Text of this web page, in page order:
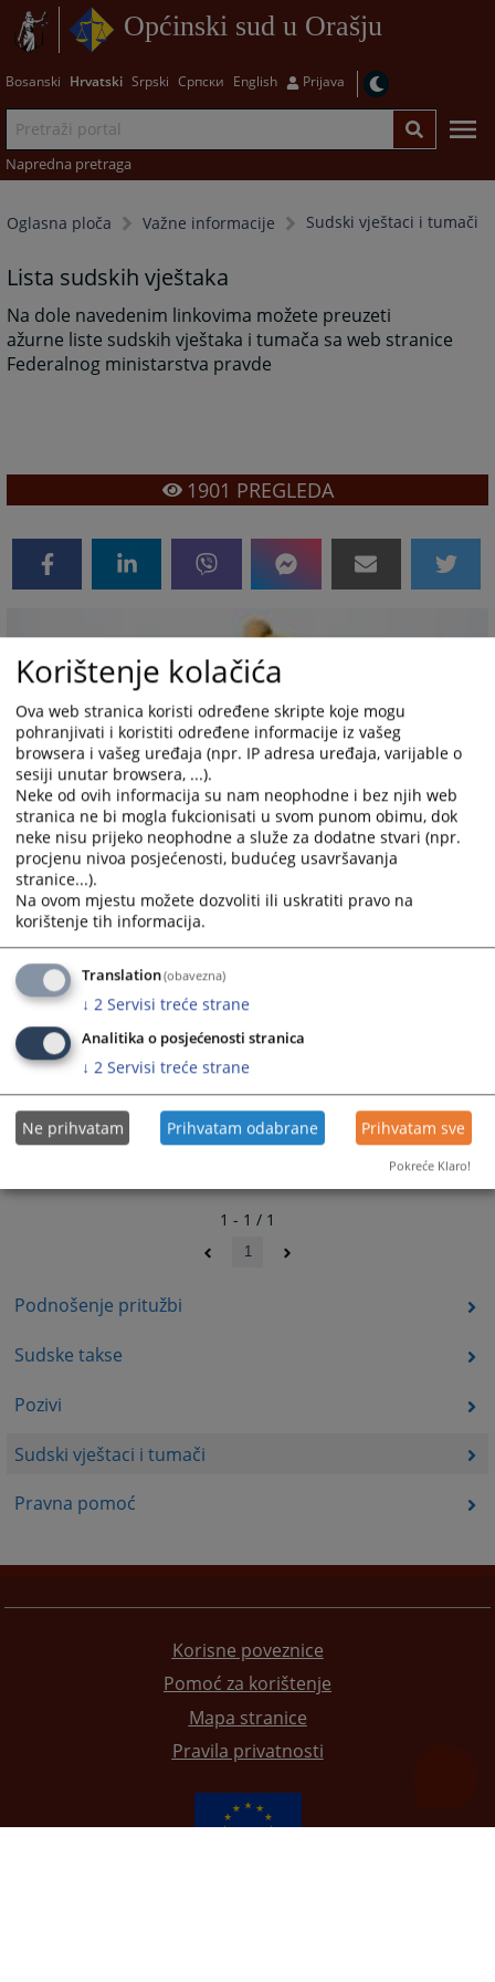
Općinski sud u Orašju
Bosanski Hrvatski Srpski Српски English Prijava
Napredna pretraga
Oglasna ploča Važne informacije Sudski vještaci i tumači
Podnošenje pritužbi
Sudske takse
Pozivi
Sudski vještaci i tumači
Pravna pomoć
Lista sudskih vještaka
Na dole navedenim linkovima možete preuzeti
ažurne liste sudskih vještaka i tumača sa web stranice
Federalnog ministarstva pravde
1901 PREGLEDA
1 - 1 / 1
1
Korisne poveznice
Pomoć za korištenje
Mapa stranice
Pravila privatnosti
Korištenje kolačića
Ova web stranica koristi određene skripte koje mogu
pohranjivati i koristiti određene informacije iz vašeg
browsera i vašeg uređaja (npr. IP adresa uređaja, varijable o
sesiji unutar browsera, ...).
Neke od ovih informacija su nam neophodne i bez njih web
stranica ne bi mogla fukcionisati u svom punom obimu, dok
neke nisu prijeko neophodne a služe za dodatne stvari (npr.
procjenu nivoa posjećenosti, budućeg usavršavanja
stranice...).
Na ovom mjestu možete dozvoliti ili uskratiti pravo na
korištenje tih informacija.
Translation(obavezna)
↓ 2 Servisi treće strane
Analitika o posjećenosti stranica
↓ 2 Servisi treće strane
Ne prihvatam Prihvatam odabrane Prihvatam sve
Pokreće Klaro!